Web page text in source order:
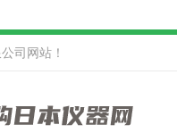
司网站！